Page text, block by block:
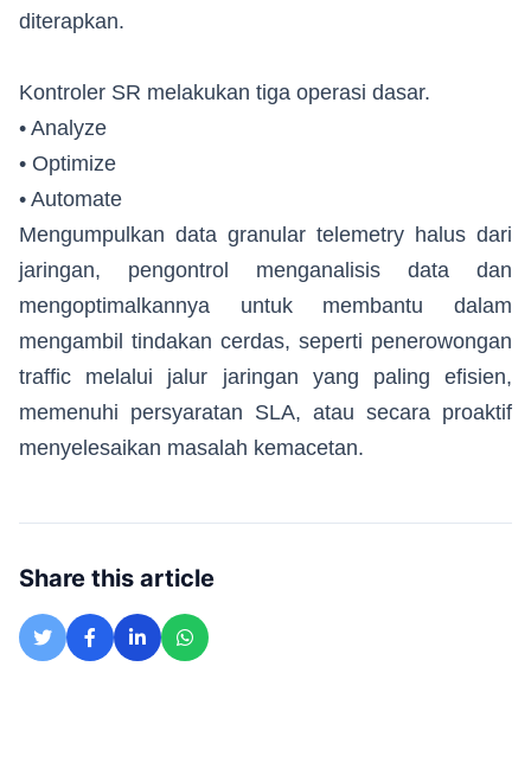
diterapkan.
Kontroler SR melakukan tiga operasi dasar.
• Analyze
• Optimize
• Automate
Mengumpulkan data granular telemetry halus dari
jaringan, pengontrol menganalisis data dan
mengoptimalkannya untuk membantu dalam
mengambil tindakan cerdas, seperti penerowongan
traffic melalui jalur jaringan yang paling efisien,
memenuhi persyaratan SLA, atau secara proaktif
menyelesaikan masalah kemacetan.
Share this article